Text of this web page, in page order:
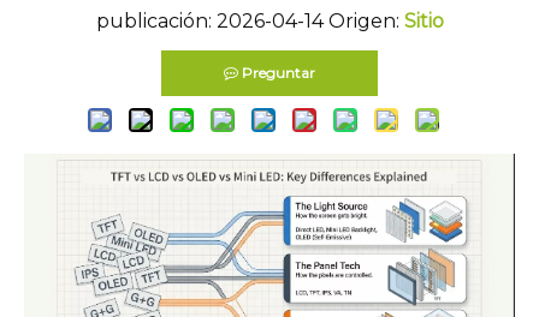
publicación: 2026-04-14 Origen: Sitio
Preguntar